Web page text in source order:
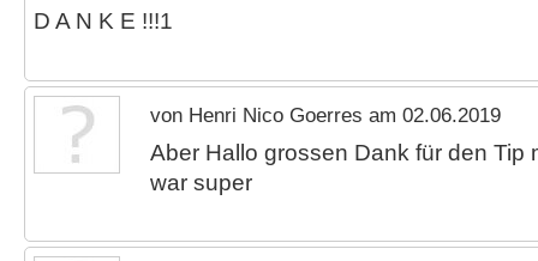
D A N K E !!!1
von Henri Nico Goerres am 02.06.2019
Aber Hallo grossen Dank für den Tip
war super